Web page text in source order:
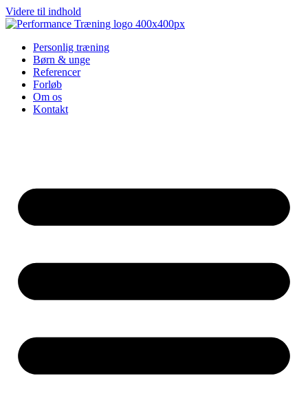
Videre til indhold
Personlig træning
Børn & unge
Referencer
Forløb
Om os
Kontakt